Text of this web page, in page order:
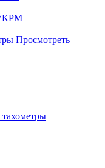
Просмотреть